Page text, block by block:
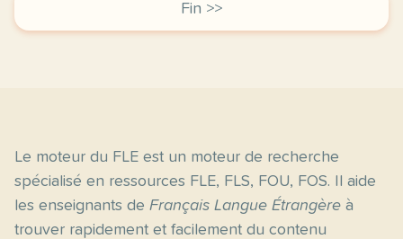
Fin >>
Le moteur du FLE est un moteur de recherche
spécialisé en ressources FLE, FLS, FOU, FOS. Il aide
les enseignants de Français Langue Étrangère à
trouver rapidement et facilement du contenu